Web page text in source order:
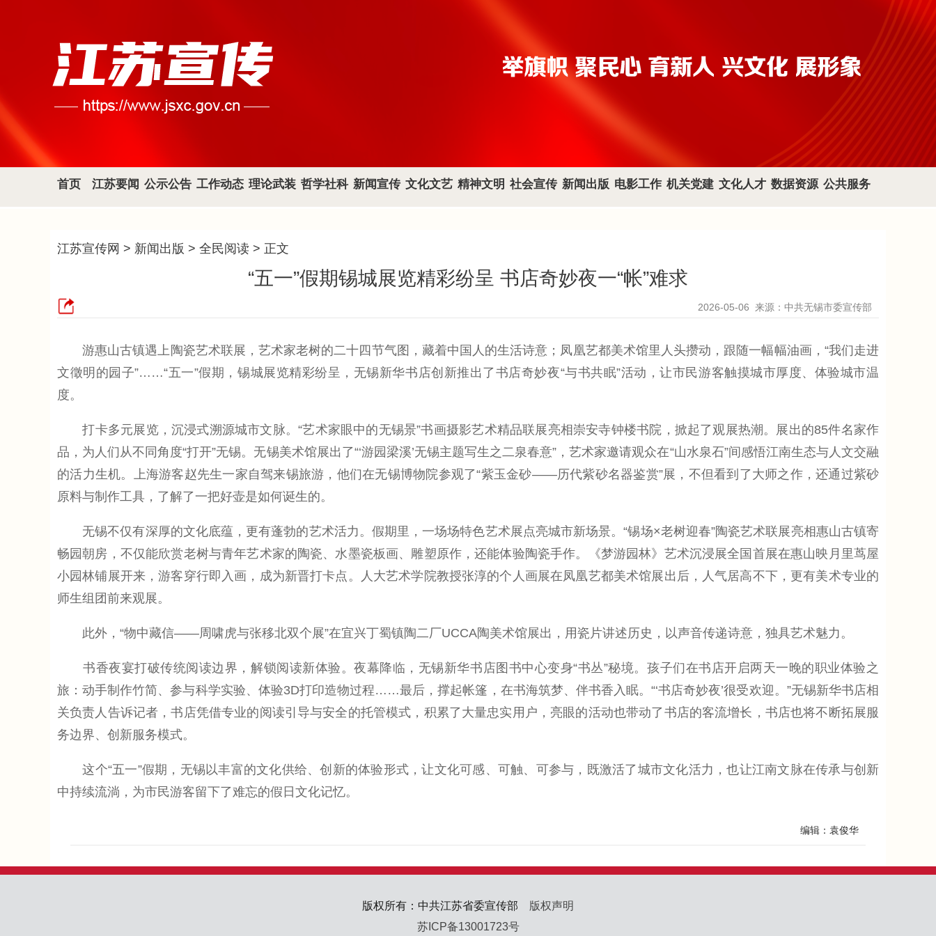
首页 江苏要闻 公示公告 工作动态 理论武装 哲学社科 新闻宣传 文化文艺 精神文明 社会宣传 新闻出版 电影工作 机关党建 文化人才 数据资源 公共服务
江苏宣传网 > 新闻出版 > 全民阅读 > 正文
“五一”假期锡城展览精彩纷呈 书店奇妙夜一“帐”难求
2026-05-06 来源：中共无锡市委宣传部
游惠山古镇遇上陶瓷艺术联展，艺术家老树的二十四节气图，藏着中国人的生活诗意；凤凰艺都美术馆里人头攒动，跟随一幅幅油画，“我们走进
文徵明的园子”……“五一”假期，锡城展览精彩纷呈，无锡新华书店创新推出了书店奇妙夜“与书共眠”活动，让市民游客触摸城市厚度、体验城市温
度。
打卡多元展览，沉浸式溯源城市文脉。“艺术家眼中的无锡景”书画摄影艺术精品联展亮相崇安寺钟楼书院，掀起了观展热潮。展出的85件名家作
品，为人们从不同角度“打开”无锡。无锡美术馆展出了“‘游园梁溪’无锡主题写生之二泉春意”，艺术家邀请观众在“山水泉石”间感悟江南生态与人文交融
的活力生机。上海游客赵先生一家自驾来锡旅游，他们在无锡博物院参观了“紫玉金砂——历代紫砂名器鉴赏”展，不但看到了大师之作，还通过紫砂
原料与制作工具，了解了一把好壶是如何诞生的。
无锡不仅有深厚的文化底蕴，更有蓬勃的艺术活力。假期里，一场场特色艺术展点亮城市新场景。“锡场×老树迎春”陶瓷艺术联展亮相惠山古镇寄
畅园朝房，不仅能欣赏老树与青年艺术家的陶瓷、水墨瓷板画、雕塑原作，还能体验陶瓷手作。《梦游园林》艺术沉浸展全国首展在惠山映月里茑屋
小园林铺展开来，游客穿行即入画，成为新晋打卡点。人大艺术学院教授张淳的个人画展在凤凰艺都美术馆展出后，人气居高不下，更有美术专业的
师生组团前来观展。
此外，“物中藏信——周啸虎与张移北双个展”在宜兴丁蜀镇陶二厂UCCA陶美术馆展出，用瓷片讲述历史，以声音传递诗意，独具艺术魅力。
书香夜宴打破传统阅读边界，解锁阅读新体验。夜幕降临，无锡新华书店图书中心变身“书丛”秘境。孩子们在书店开启两天一晚的职业体验之
旅：动手制作竹简、参与科学实验、体验3D打印造物过程……最后，撑起帐篷，在书海筑梦、伴书香入眠。“‘书店奇妙夜’很受欢迎。”无锡新华书店相
关负责人告诉记者，书店凭借专业的阅读引导与安全的托管模式，积累了大量忠实用户，亮眼的活动也带动了书店的客流增长，书店也将不断拓展服
务边界、创新服务模式。
这个“五一”假期，无锡以丰富的文化供给、创新的体验形式，让文化可感、可触、可参与，既激活了城市文化活力，也让江南文脉在传承与创新
中持续流淌，为市民游客留下了难忘的假日文化记忆。
编辑：袁俊华
版权所有：中共江苏省委宣传部 版权声明
苏ICP备13001723号